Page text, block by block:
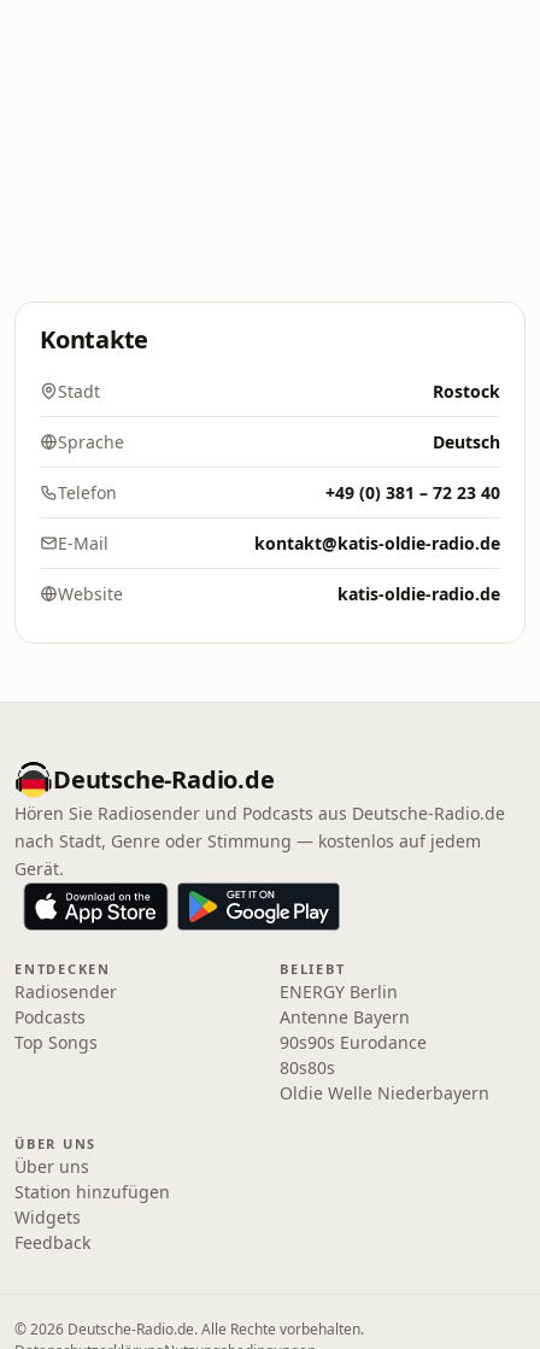
Kontakte
Stadt Rostock
Sprache Deutsch
Telefon +49 (0) 381 – 72 23 40
E-Mail kontakt@katis-oldie-radio.de
Website katis-oldie-radio.de
Deutsche-Radio.de
Hören Sie Radiosender und Podcasts aus Deutsche-Radio.de
nach Stadt, Genre oder Stimmung — kostenlos auf jedem
Gerät.
ENTDECKEN
Radiosender
Podcasts
Top Songs
BELIEBT
ENERGY Berlin
Antenne Bayern
90s90s Eurodance
80s80s
Oldie Welle Niederbayern
ÜBER UNS
Über uns
Station hinzufügen
Widgets
Feedback
© 2026 Deutsche-Radio.de. Alle Rechte vorbehalten.